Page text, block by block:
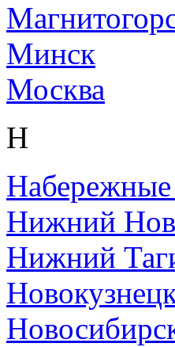
Минск
Москва
Н
Нижний
Нижний